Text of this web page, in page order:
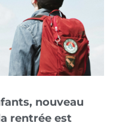
nouveau
rentrée est